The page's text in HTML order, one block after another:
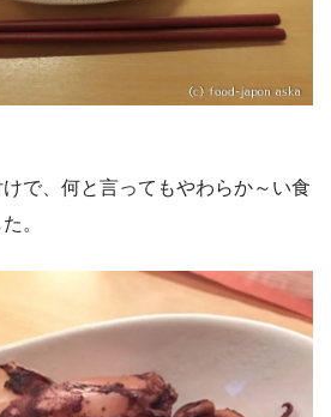
で、何と言ってもやわらか～い食
。